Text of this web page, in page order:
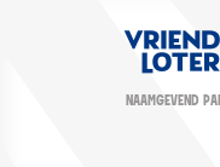
NAAMGEVEND